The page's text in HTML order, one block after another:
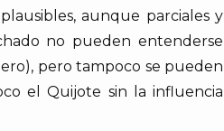
aunque parciales y
no pueden entenderse
pero tampoco se pueden
el Quijote sin la influencia